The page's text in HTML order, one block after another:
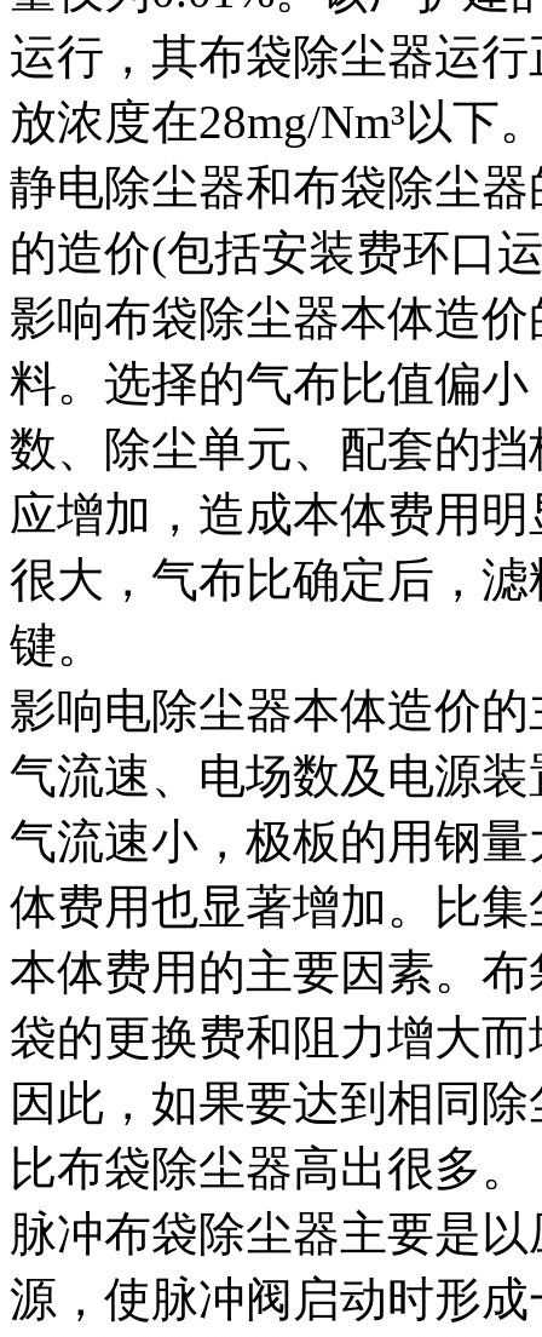
运行，其布袋除尘器运
放浓度在28mg/Nm³以下
静电除尘器和布袋除尘
的造价(包括安装费环口
影响布袋除尘器本体造
料。选择的气布比值偏
数、除尘单元、配套的
应增加，造成本体费用
很大，气布比确定后，
键。
影响电除尘器本体造价
气流速、电场数及电源
气流速小，极板的用钢
体费用也显著增加。比
本体费用的主要因素。
袋的更换费和阻力增大
因此，如果要达到相同
比布袋除尘器高出很多。
脉冲布袋除尘器主要是
源，使脉冲阀启动时形